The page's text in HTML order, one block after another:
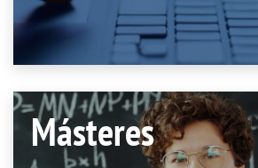
Másteres